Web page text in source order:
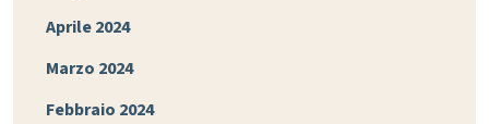
Aprile 2024
Marzo 2024
Febbraio 2024